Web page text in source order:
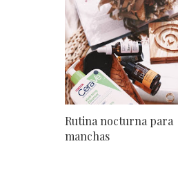
Rutina nocturna para
manchas